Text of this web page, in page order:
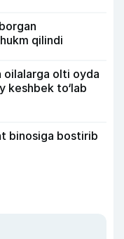
qilindi
oilalarga olti oyda
keshbek to‘lab
binosiga bostirib